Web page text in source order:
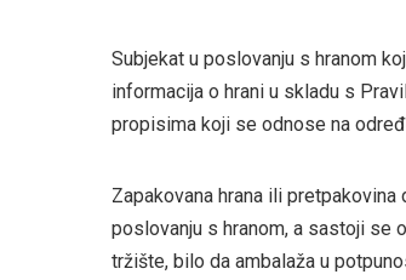
Subjekat u poslovanju s hranom
informacija o hrani u skladu s
propisima koji se odnose na
Zapakovana hrana ili
poslovanju s hranom, a sastoji se
tržište, bilo da ambalaža u